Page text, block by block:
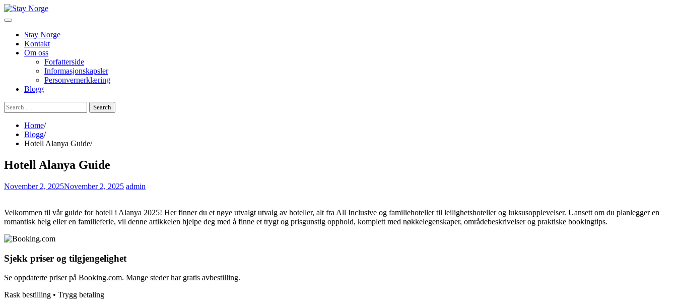
Skip
to
Stay Norge
Kontakt
Om oss
Forfatterside
Informasjonskapsler
Personvernerklæring
Blogg
Search
for:
Home
Blogg
Hotell Alanya Guide
Hotell Alanya Guide
November 2, 2025November 2, 2025 admin
Velkommen til vår guide for hotell i Alanya 2025! Her finner du et nøye utvalgt utvalg av hoteller, alt fra All Inclusive og familiehoteller til leilighetshoteller og luksusopplevelser. Uansett om du planlegger en
romantisk helg eller en familieferie, vil denne artikkelen hjelpe deg med å finne et trygt og prisgunstig opphold, komplett med nøkkelegenskaper, områdebeskrivelser og praktiske bookingtips.
Sjekk priser og tilgjengelighet
Se oppdaterte priser på Booking.com. Mange steder har gratis avbestilling.
Rask bestilling • Trygg betaling